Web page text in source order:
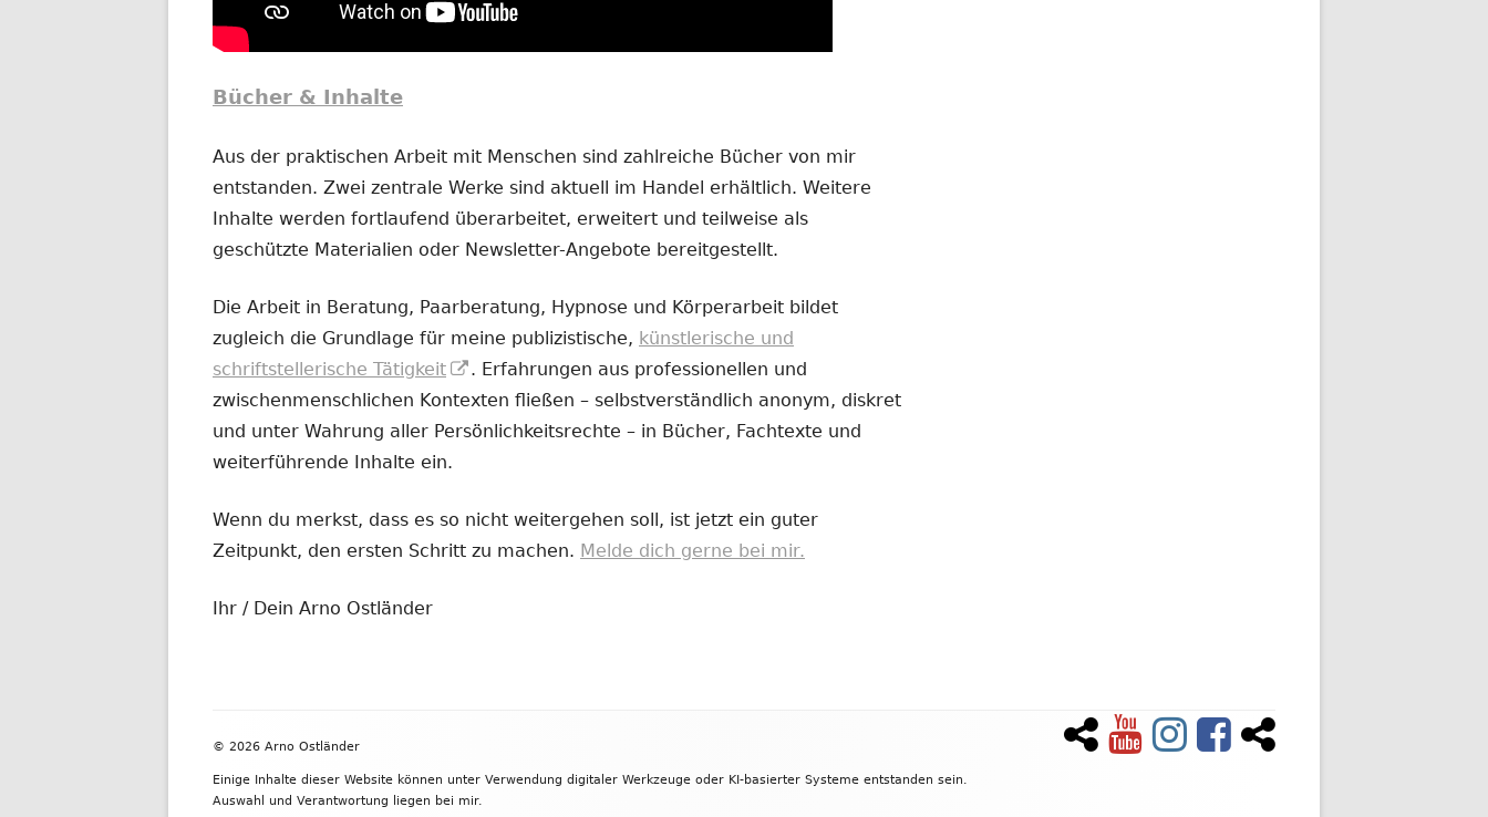
Bücher & Inhalte
Aus der praktischen Arbeit mit Menschen sind zahlreiche Bücher von mir
entstanden. Zwei zentrale Werke sind aktuell im Handel erhältlich. Weitere
Inhalte werden fortlaufend überarbeitet, erweitert und teilweise als
geschützte Materialien oder Newsletter-Angebote bereitgestellt.
Die Arbeit in Beratung, Paarberatung, Hypnose und Körperarbeit bildet
zugleich die Grundlage für meine publizistische, künstlerische und
schriftstellerische Tätigkeit
In
neuem
Fenster
. Erfahrungen aus professionellen und
zwischenmenschlichen Kontexten fließen – selbstverständlich anonym, diskret
und unter Wahrung aller Persönlichkeitsrechte – in Bücher, Fachtexte und
weiterführende Inhalte ein.
Wenn du merkst, dass es so nicht weitergehen soll, ist jetzt ein guter
Zeitpunkt, den ersten Schritt zu machen. Melde dich gerne bei mir.
Ihr / Dein Arno Ostländer
Inhalt
© 2026 Arno Ostländer
Einige Inhalte dieser Website können unter Verwendung digitaler Werkzeuge oder KI-basierter Systeme entstanden sein.
Auswahl und Verantwortung liegen bei mir.
NewsletterYouTubeInstagramFacebookTiktok